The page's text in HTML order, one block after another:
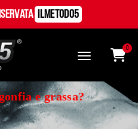
ILMetodo5
0
e grassa?